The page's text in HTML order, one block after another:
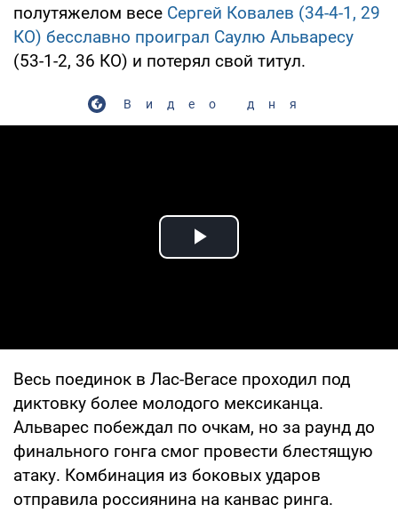
полутяжелом весе Сергей Ковалев (34-4-1, 29
КО) бесславно проиграл Саулю Альваресу
(53-1-2, 36 КО) и потерял свой титул.
Видео дня
Play Video
Весь поединок в Лас-Вегасе проходил под
диктовку более молодого мексиканца.
Альварес побеждал по очкам, но за раунд до
финального гонга смог провести блестящую
атаку. Комбинация из боковых ударов
отправила россиянина на канвас ринга.